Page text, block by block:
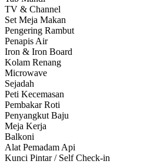
TV & Channel
Set Meja Makan
Pengering Rambut
Penapis Air
Iron & Iron Board
Kolam Renang
Microwave
Sejadah
Peti Kecemasan
Pembakar Roti
Penyangkut Baju
Meja Kerja
Balkoni
Alat Pemadam Api
Kunci Pintar / Self Check-in